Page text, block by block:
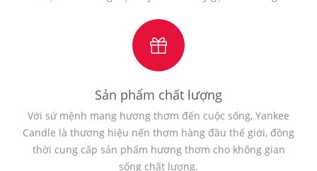
Sản phẩm chất lượng
Với sứ mệnh mang hương thơm đến cuộc sống, Yankee
Candle là thương hiệu nến thơm hàng đầu thế giới, đồng
thời cung cấp sản phẩm hương thơm cho không gian
sống chất lượng.